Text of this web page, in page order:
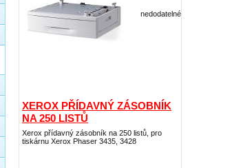
XEROX PŘÍDAVNÝ ZÁSOBNÍK
NA 250 LISTŮ
Xerox přídavný zásobník na 250 listů, pro
tiskárnu Xerox Phaser 3435, 3428
nedodatelné